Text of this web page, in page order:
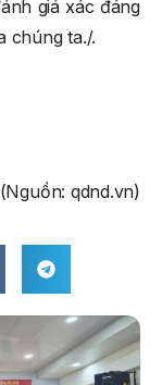
giá xác đáng
chúng ta./.
(Nguồn: qdnd.vn)